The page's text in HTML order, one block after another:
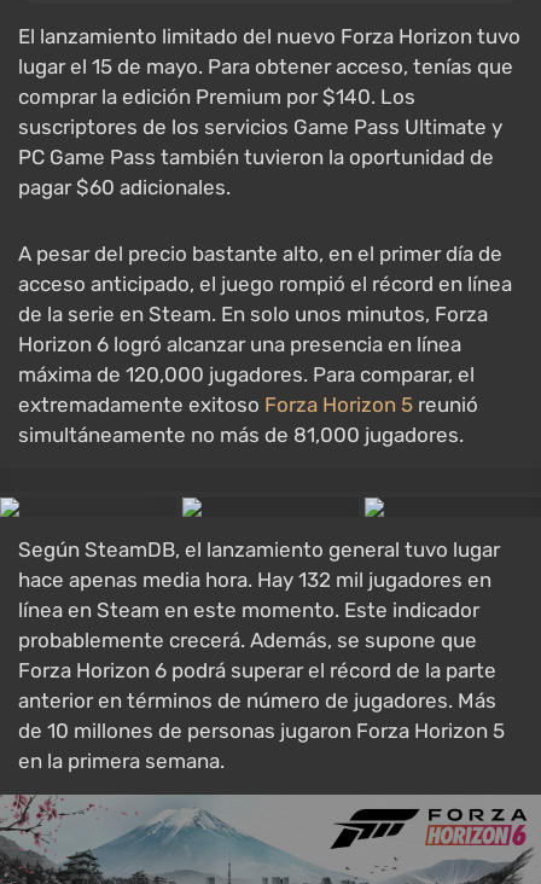
El lanzamiento limitado del nuevo Forza Horizon tuvo
lugar el 15 de mayo. Para obtener acceso, tenías que
comprar la edición Premium por $140. Los
suscriptores de los servicios Game Pass Ultimate y
PC Game Pass también tuvieron la oportunidad de
pagar $60 adicionales.
A pesar del precio bastante alto, en el primer día de
acceso anticipado, el juego rompió el récord en línea
de la serie en Steam. En solo unos minutos, Forza
Horizon 6 logró alcanzar una presencia en línea
máxima de 120,000 jugadores. Para comparar, el
extremadamente exitoso Forza Horizon 5 reunió
simultáneamente no más de 81,000 jugadores.
Según SteamDB, el lanzamiento general tuvo lugar
hace apenas media hora. Hay 132 mil jugadores en
línea en Steam en este momento. Este indicador
probablemente crecerá. Además, se supone que
Forza Horizon 6 podrá superar el récord de la parte
anterior en términos de número de jugadores. Más
de 10 millones de personas jugaron Forza Horizon 5
en la primera semana.